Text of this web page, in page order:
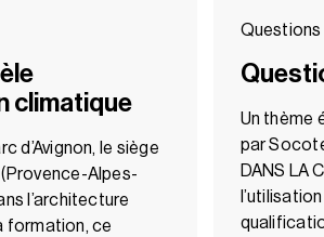
climatique
d’Avignon, le siège
Alpes-
l’architecture
formation, ce
Un thème
par
DANS LA